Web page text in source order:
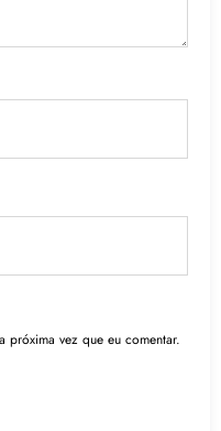
próxima vez que eu comentar.